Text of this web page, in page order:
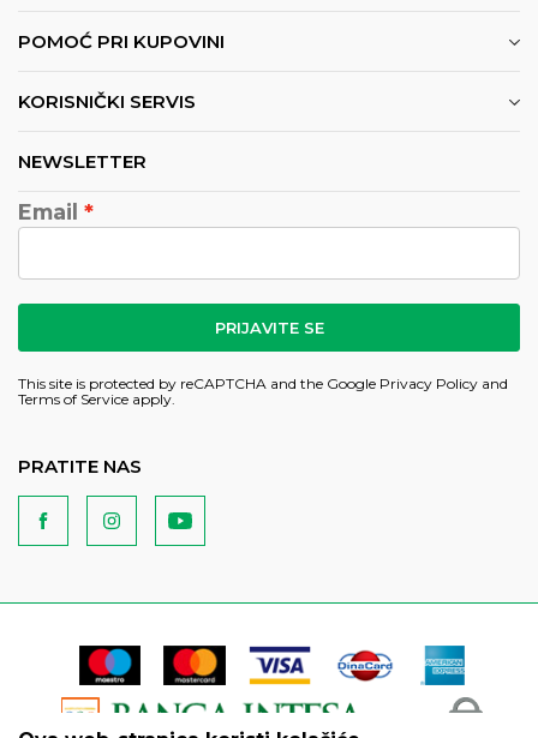
POMOĆ PRI KUPOVINI
KORISNIČKI SERVIS
NEWSLETTER
Email
PRIJAVITE SE
This site is protected by reCAPTCHA and the Google Privacy Policy and
Terms of Service apply.
PRATITE NAS